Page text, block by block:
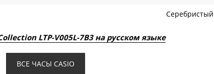
Серебристый
LTP-V005L-7B3 на русском языке
ВСЕ ЧАСЫ CASIO